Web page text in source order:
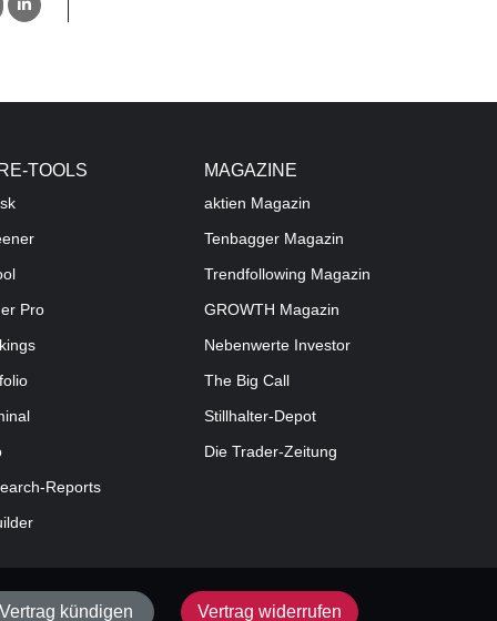
TOOLS
Pro
Reports
MAGAZINE
aktien Magazin
Tenbagger Magazin
Trendfollowing Magazin
GROWTH Magazin
Nebenwerte Investor
The Big Call
Stillhalter-Depot
Die Trader-Zeitung
kündigen Vertrag widerrufen